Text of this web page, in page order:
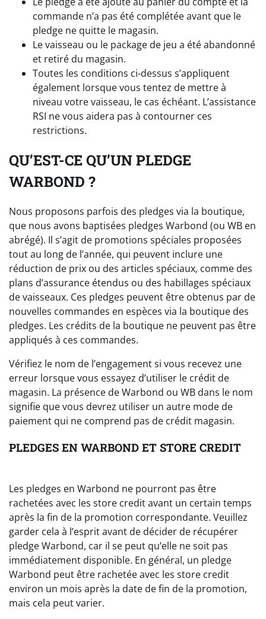
commande n’a pas été complétée avant que le
pledge ne quitte le magasin.
Le vaisseau ou le package de jeu a été abandonné
et retiré du magasin.
Toutes les conditions ci-dessus s’appliquent
également lorsque vous tentez de mettre à
niveau votre vaisseau, le cas échéant. L’assistance
RSI ne vous aidera pas à contourner ces
restrictions.
QU’EST-CE QU’UN PLEDGE
WARBOND ?
Nous proposons parfois des pledges via la boutique,
que nous avons baptisées pledges Warbond (ou WB en
abrégé). Il s’agit de promotions spéciales proposées
tout au long de l’année, qui peuvent inclure une
réduction de prix ou des articles spéciaux, comme des
plans d’assurance étendus ou des habillages spéciaux
de vaisseaux. Ces pledges peuvent être obtenus par de
nouvelles commandes en espèces via la boutique des
pledges. Les crédits de la boutique ne peuvent pas être
appliqués à ces commandes.
Vérifiez le nom de l’engagement si vous recevez une
erreur lorsque vous essayez d’utiliser le crédit de
magasin. La présence de Warbond ou WB dans le nom
signifie que vous devrez utiliser un autre mode de
paiement qui ne comprend pas de crédit magasin.
PLEDGES EN WARBOND ET STORE CREDIT
Les pledges en Warbond ne pourront pas être
rachetées avec les store credit avant un certain temps
après la fin de la promotion correspondante. Veuillez
garder cela à l’esprit avant de décider de récupérer
pledge Warbond, car il se peut qu’elle ne soit pas
immédiatement disponible. En général, un pledge
Warbond peut être rachetée avec les store credit
environ un mois après la date de fin de la promotion,
mais cela peut varier.